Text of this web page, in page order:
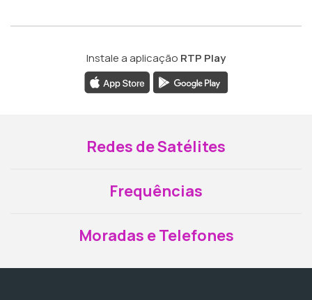
Instale a aplicação RTP Play
Redes de Satélites
Frequências
Moradas e Telefones